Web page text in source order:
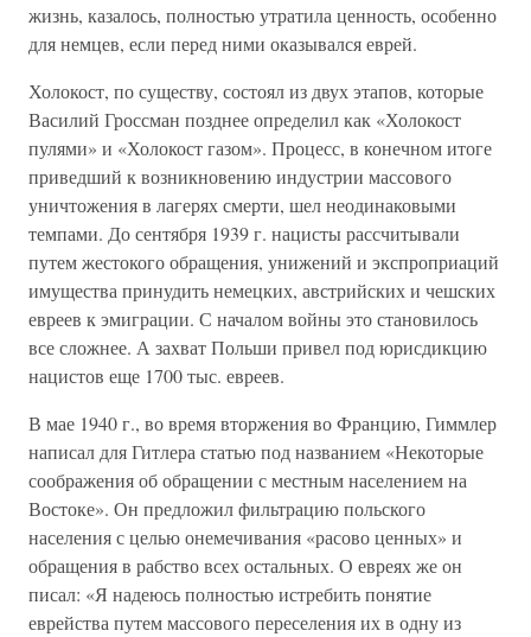
жизнь, казалось, полностью утратила ценность, особенно
для немцев, если перед ними оказывался еврей.
Холокост, по существу, состоял из двух этапов, которые
Василий Гроссман позднее определил как «Холокост
пулями» и «Холокост газом». Процесс, в конечном итоге
приведший к возникновению индустрии массового
уничтожения в лагерях смерти, шел неодинаковыми
темпами. До сентября 1939 г. нацисты рассчитывали
путем жестокого обращения, унижений и экспроприаций
имущества принудить немецких, австрийских и чешских
евреев к эмиграции. С началом войны это становилось
все сложнее. А захват Польши привел под юрисдикцию
нацистов еще 1700 тыс. евреев.
В мае 1940 г., во время вторжения во Францию, Гиммлер
написал для Гитлера статью под названием «Некоторые
соображения об обращении с местным населением на
Востоке». Он предложил фильтрацию польского
населения с целью онемечивания «расово ценных» и
обращения в рабство всех остальных. О евреях же он
писал: «Я надеюсь полностью истребить понятие
еврейства путем массового переселения их в одну из